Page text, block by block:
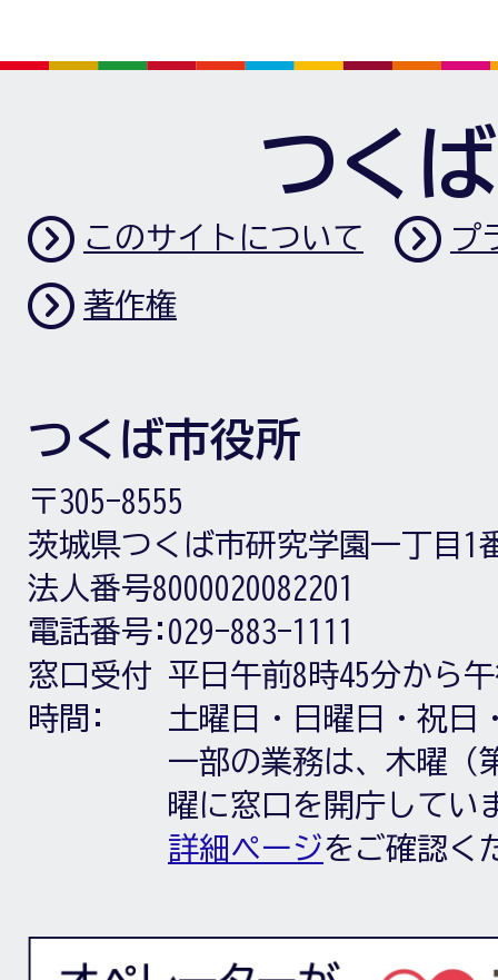
つく
このサイトについて プ
著作権
つくば市役所
〒305-8555
茨城県つくば市研究学園一丁目1
法人番号8000020082201
電話番号: 029-883-1111
窓口受付
時間:
平日午前8時45分から
土曜日・日曜日・祝日
一部の業務は、木曜（
曜に窓口を開庁してい
詳細ページをご確認く